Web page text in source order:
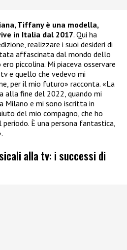
Tiffany è una modella,
in Italia dal 2017. Qui ha
realizzare i suoi desideri di
affascinata dal mondo dello
piccolina. Mi piaceva osservare
e quello che vedevo mi
per il mio futuro» racconta. «La
alla fine del 2022, quando mi
Milano e mi sono iscritta in
del mio compagno, che ho
È una persona fantastica,
alla tv: i successi di